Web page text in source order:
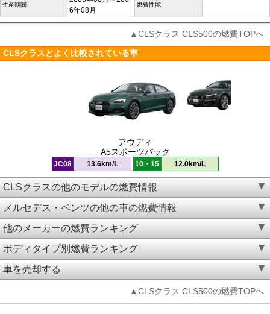
生産期間
6年08月
燃費性能 -
▲CLSクラス CLS500の燃費TOPへ
CLSクラスとよく比較されている車
アウディ
A5スポーツバック
JC08 13.6km/L 10・15 12.0km/L
CLSクラスの他のモデルの燃費情報
メルセデス・ベンツの他の車の燃費情報
他のメーカーの燃費ランキング
ボディタイプ別燃費ランキング
車を売却する
▲CLSクラス CLS500の燃費TOPへ